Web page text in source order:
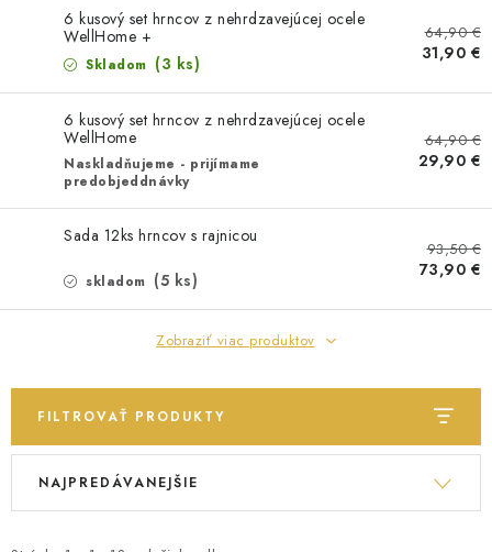
ZÁHRADNÝ NÁBYTOK
TV STOLÍKY
MATRACE
STOJANY A REGÁLY
NOČNÉ STOLÍKY
SKRIŇA NA TOPANKY
FAQ - NAJČASTEJŠIE OTÁZKY
6 kusový set hrncov z nehrdzavejúcej ocele
WellHome +
Skladom (3 ks)
64,90 €
31,90 €
6 kusový set hrncov z nehrdzavejúcej ocele
WellHome
Naskladňujeme - prijímame
predobjeddnávky
64,90 €
29,90 €
Sada 12ks hrncov s rajnicou
skladom (5 ks)
93,50 €
73,90 €
Zobraziť viac produktov
FILTROVAŤ PRODUKTY
V
R
NAJPREDÁVANEJŠIE